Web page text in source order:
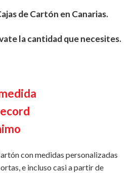
de Cartón en Canarias.
la cantidad que necesites.
con medidas personalizadas
e incluso casi a partir de